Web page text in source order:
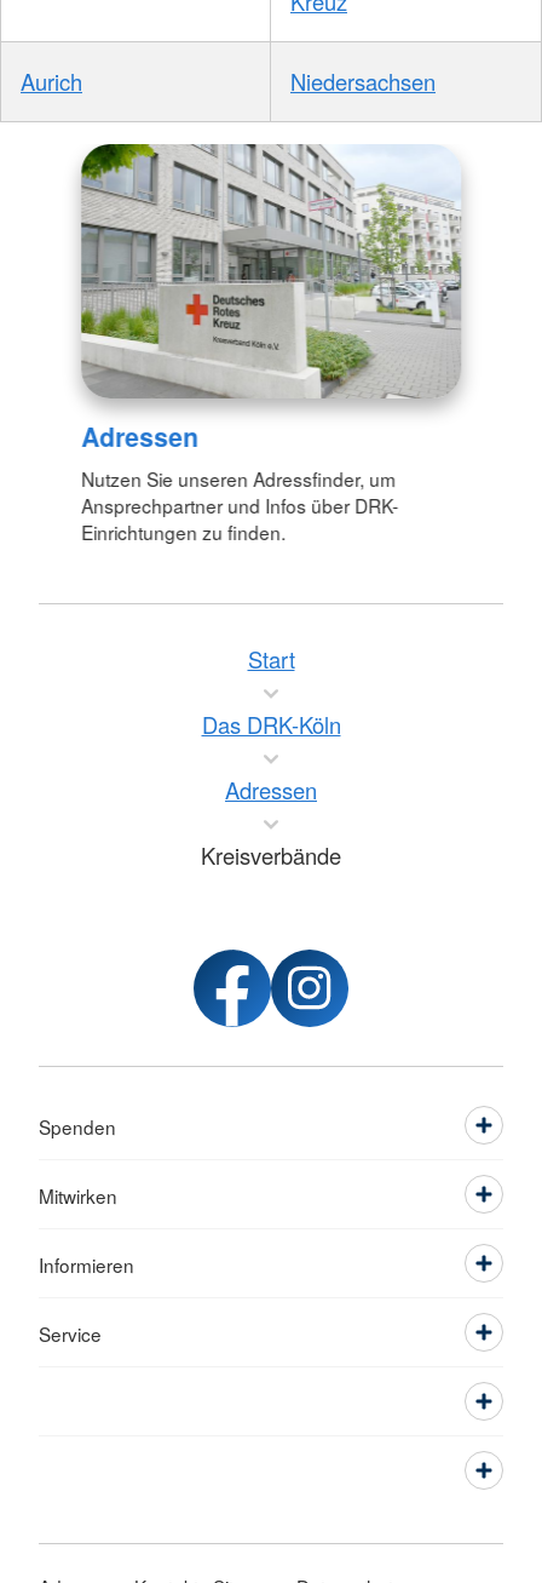
Aurich Niedersachsen
Adressen
Nutzen Sie unseren Adressfinder, um
Ansprechpartner und Infos über DRK-
Einrichtungen zu finden.
Start
Das DRK-Köln
Adressen
Kreisverbände
Spenden
Mitwirken
Informieren
Service